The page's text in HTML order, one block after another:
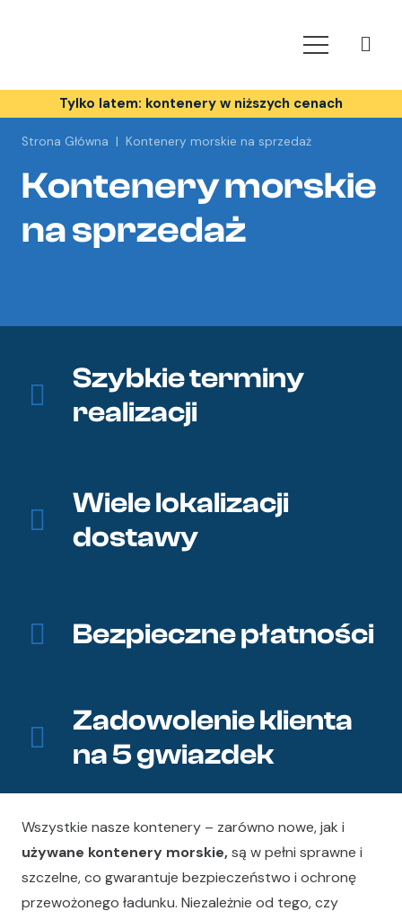
Tylko latem: kontenery w niższych cenach
Strona Główna | Kontenery morskie na sprzedaż
Kontenery morskie
na sprzedaż
Szybkie terminy
realizacji
Wiele lokalizacji
dostawy
Bezpieczne płatności
Zadowolenie klienta
na 5 gwiazdek
Wszystkie nasze kontenery – zarówno nowe, jak i
używane kontenery morskie,są w pełni sprawne i
szczelne, co gwarantuje bezpieczeństwo i ochronę
przewożonego ładunku. Niezależnie od tego, czy